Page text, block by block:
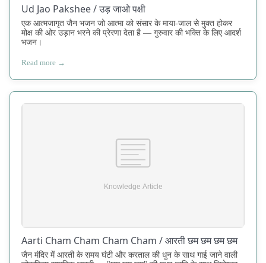
Ud Jao Pakshee / उड़ जाओ पक्षी
एक आत्मजागृत जैन भजन जो आत्मा को संसार के माया-जाल से मुक्त होकर
मोक्ष की ओर उड़ान भरने की प्रेरणा देता है — गुरुवार की भक्ति के लिए आदर्श
भजन।
Read more →
Aarti Cham Cham Cham Cham / आरती छम छम छम छम
जैन मंदिर में आरती के समय घंटी और करताल की धुन के साथ गाई जाने वाली